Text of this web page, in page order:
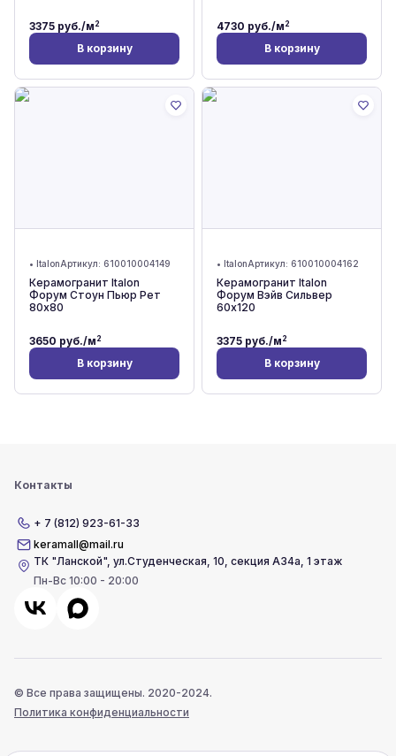
3375 руб./м2
В корзину
4730 руб./м2
В корзину
• ItalonАртикул: 610010004149
Керамогранит Italon
Форум Стоун Пьюр Рет
80x80
3650 руб./м2
В корзину
• ItalonАртикул: 610010004162
Керамогранит Italon
Форум Вэйв Сильвер
60x120
3375 руб./м2
В корзину
Контакты
+ 7 (812) 923-61-33
keramall@mail.ru
ТК "Ланской",ул.Студенческая, 10, секция А34а, 1 этаж
Пн-Вс 10:00 - 20:00
© Все права защищены. 2020-2024.
Политика конфиденциальности